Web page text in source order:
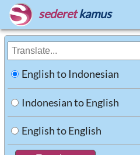
sederet kamus
English to Indonesian
Indonesian to English
English to English